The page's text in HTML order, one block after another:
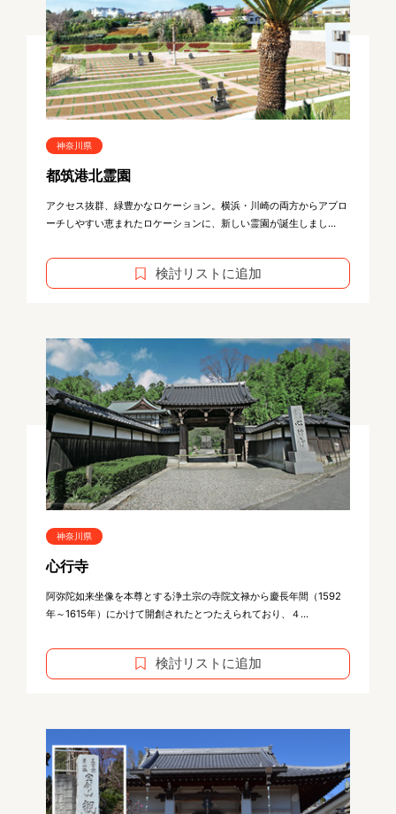
神奈川県
都筑港北霊園
アクセス抜群、緑豊かなロケーション。横浜・川崎の両方からアプロ
ーチしやすい恵まれたロケーションに、新しい霊園が誕生しまし...
検討リストに追加
神奈川県
心行寺
阿弥陀如来坐像を本尊とする浄土宗の寺院文禄から慶長年間（1592
年～1615年）にかけて開創されたとつたえられており、４...
検討リストに追加